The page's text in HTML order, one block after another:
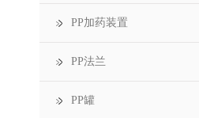
PP加药装置
PP法兰
PP罐